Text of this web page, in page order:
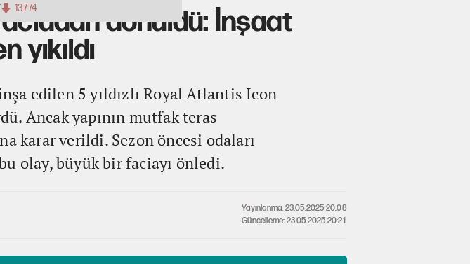
13.774
dönüldü: İnşaat
yıkıldı
edilen 5 yıldızlı Royal Atlantis Icon
Ancak yapının mutfak teras
karar verildi. Sezon öncesi odaları
olay, büyük bir faciayı önledi.
Yayınlanma: 23.05.2025 20:08
Güncelleme: 23.05.2025 20:21